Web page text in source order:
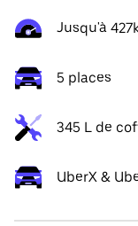
Jusqu'à
5 places
345 L de
UberX &